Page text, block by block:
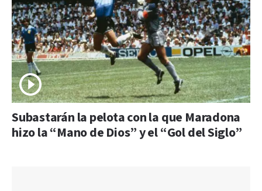
Subastarán la pelota con la que Maradona
hizo la “Mano de Dios” y el “Gol del Siglo”